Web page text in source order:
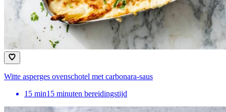
Witte asperges ovenschotel met carbonara-saus
15 min15 minuten bereidingstijd